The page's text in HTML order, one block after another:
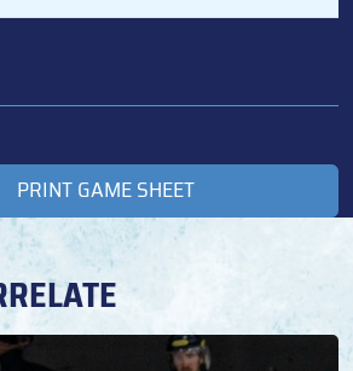
PRINT GAME SHEET